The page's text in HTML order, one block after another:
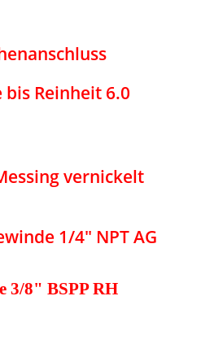
bis Reinheit 6.0
vernickelt
1/4" NPT AG
3/8" BSPP RH